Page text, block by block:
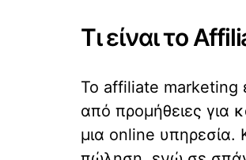
Τι είναι το
Το affiliate marketing
από προμήθειες για
μια online υπηρεσία.